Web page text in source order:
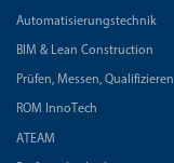
Automatisierungstechnik
BIM & Lean Construction
Prüfen, Messen, Qualifizieren
ROM InnoTech
ATEAM